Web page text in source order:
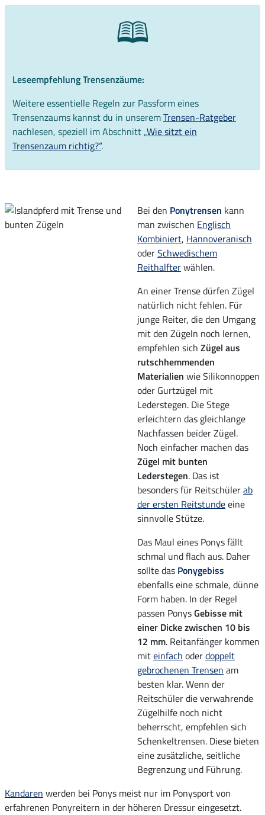
🕮
Leseempfehlung Trensenzäume:
Weitere essentielle Regeln zur Passform eines
Trensenzaums kannst du in unseremTrensen-Ratgeber
nachlesen, speziell im Abschnitt „Wie sitzt ein
Trensenzaum richtig?“.
Bei den Ponytrensen kann
man zwischen Englisch
Kombiniert, Hannoveranisch
oderSchwedischem
Reithalfterwählen.
An einer Trense dürfen Zügel
natürlich nicht fehlen. Für
junge Reiter, die den Umgang
mit den Zügeln noch lernen,
empfehlen sich Zügel aus
rutschhemmenden
Materialien wie Silikonnoppen
oder Gurtzügel mit
Lederstegen. Die Stege
erleichtern das gleichlange
Nachfassen beider Zügel.
Noch einfacher machen das
Zügel mit bunten
Lederstegen. Das ist
besonders für Reitschülerab
der ersten Reitstundeeine
sinnvolle Stütze.
Das Maul eines Ponys fällt
schmal und flach aus. Daher
sollte das Ponygebiss
ebenfalls eine schmale, dünne
Form haben. In der Regel
passen PonysGebisse mit
einer Dicke zwischen 10 bis
12 mm. Reitanfänger kommen
miteinfach oderdoppelt
gebrochenen Trensen am
besten klar. Wenn der
Reitschüler die verwahrende
Zügelhilfe noch nicht
beherrscht, empfehlen sich
Schenkeltrensen. Diese bieten
eine zusätzliche, seitliche
Begrenzung und Führung.
Kandaren werden bei Ponys meist nur im Ponysport von
erfahrenen Ponyreitern in der höheren Dressur eingesetzt.